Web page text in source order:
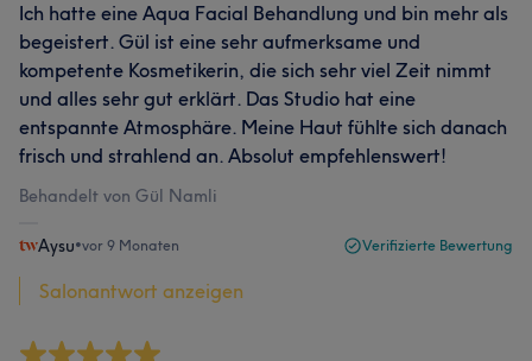
Ich hatte eine Aqua Facial Behandlung und bin mehr als
begeistert. Gül ist eine sehr aufmerksame und
kompetente Kosmetikerin, die sich sehr viel Zeit nimmt
und alles sehr gut erklärt. Das Studio hat eine
entspannte Atmosphäre. Meine Haut fühlte sich danach
frisch und strahlend an. Absolut empfehlenswert!
Behandelt von Gül Namli
Aysu•vor 9 Monaten Verifizierte Bewertung
Salonantwort anzeigen